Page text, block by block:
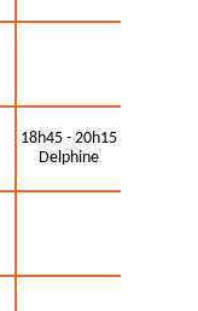
18h45 - 20h15
Delphine